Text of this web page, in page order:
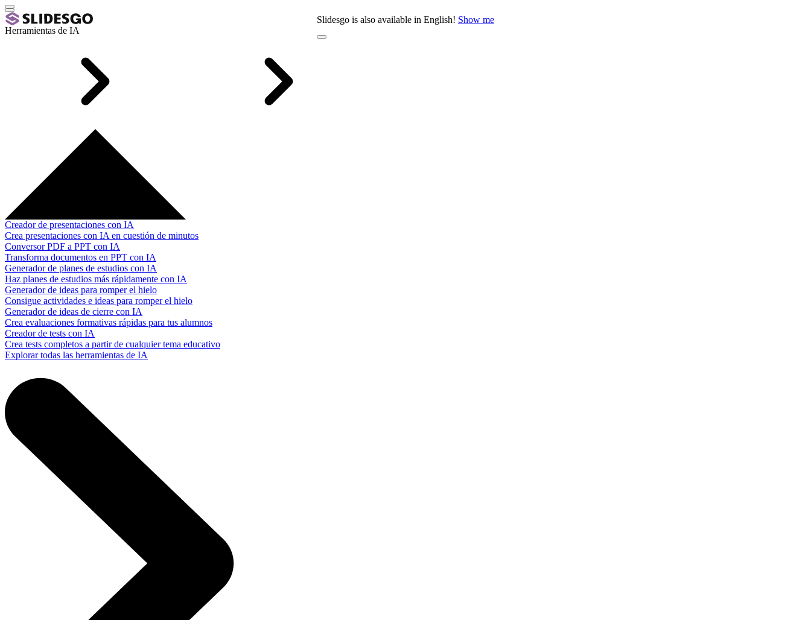
Slidesgo is also available in English! Show me
Herramientas de IA
Creador de presentaciones con IA
Crea presentaciones con IA en cuestión de minutos
Conversor PDF a PPT con IA
Transforma documentos en PPT con IA
Generador de planes de estudios con IA
Haz planes de estudios más rápidamente con IA
Generador de ideas para romper el hielo
Consigue actividades e ideas para romper el hielo
Generador de ideas de cierre con IA
Crea evaluaciones formativas rápidas para tus alumnos
Creador de tests con IA
Crea tests completos a partir de cualquier tema educativo
Explorar todas las herramientas de IA